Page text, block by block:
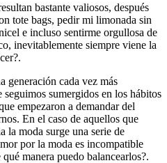
bastante valiosos, después
tote bags, pedir mi limonada sin
e incluso sentirme orgullosa de
inevitablemente siempre viene la
generación cada vez más
sumergidos en los hábitos
empezaron a demandar del
En el caso de aquellos que
la moda surge una serie de
por la moda es incompatible
manera puedo balancearlos?.